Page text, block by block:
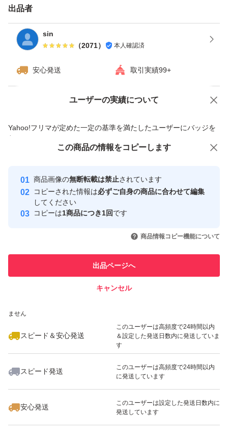
出品者
sin
（2071） 本人確認済
安心発送 取引実績99+
ユーザーの実績について
Yahoo!フリマが定めた一定の基準を満たしたユーザーにバッジを
付与しています
安心取引出品者
心・安全なユーザーです
取引実績
引を完了させた実績があります
での取引実績があります
ません
スピード＆安心発送
このユーザーは高頻度で24時間以内
＆設定した発送日数内に発送していま
す
スピード発送
このユーザーは高頻度で24時間以内
に発送しています
安心発送
このユーザーは設定した発送日数内に
発送しています
価格の相談 商品への質問
この商品の情報をコピーします
商品画像の無断転載は禁止されています
コピーされた情報は必ずご自身の商品に合わせて編集
してください
コピーは1商品につき1回です
商品情報コピー機能について
出品ページへ
キャンセル
この商品をみている人にオススメ
いいね！
2,500